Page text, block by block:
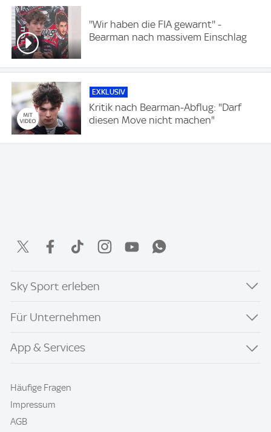
''Wir haben die FIA gewarnt'' -
Bearman nach massivem Einschlag
EXKLUSIV
Kritik nach Bearman-Abflug: "Darf
diesen Move nicht machen"
Sky Sport erleben
Für Unternehmen
App & Services
Häufige Fragen
Impressum
AGB